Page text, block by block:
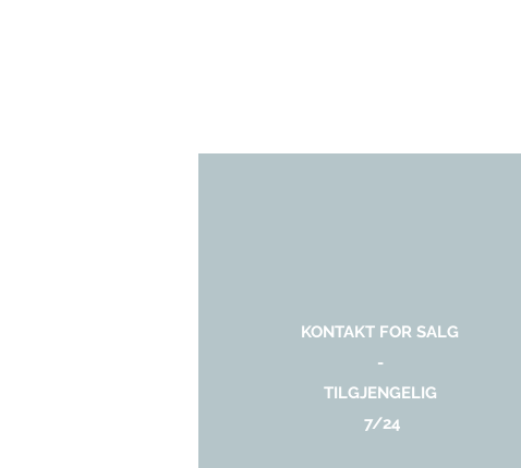
KONTAKT FOR SALG
-
TILGJENGELIG
7/24